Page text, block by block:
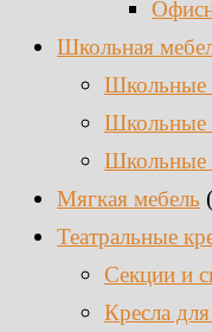
Школьная
Школьные
Школьные
Школьные
Мягкая мебель
Театральные
Секции и
Кресла